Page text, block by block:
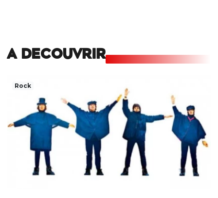
A DECOUVRIR
Rock